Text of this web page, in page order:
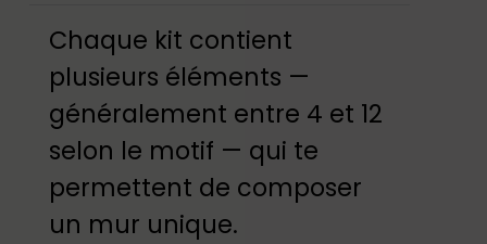
Chaque kit contient
plusieurs éléments —
généralement entre 4 et 12
selon le motif — qui te
permettent de composer
un mur unique.